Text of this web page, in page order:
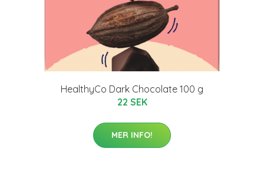
HealthyCo Dark Chocolate 100 g
22 SEK
MER INFO!